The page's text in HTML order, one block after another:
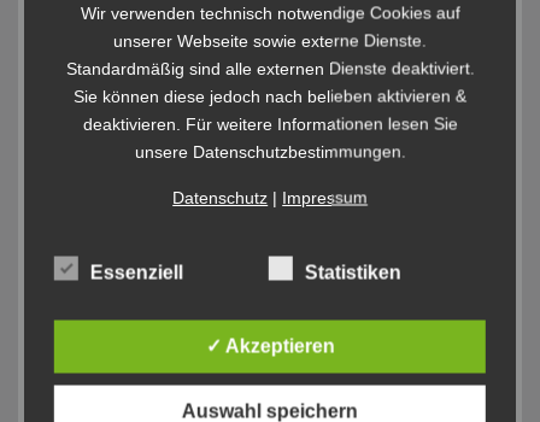
Wir verwenden technisch notwendige Cookies auf
unserer Webseite sowie externe Dienste.
Standardmäßig sind alle externen Dienste deaktiviert.
Sie können diese jedoch nach belieben aktivieren &
deaktivieren. Für weitere Informationen lesen Sie
unsere Datenschutzbestimmungen.
Datenschutz| Impressum
Essenziell Statistiken
✓ Akzeptieren
Auswahl speichern